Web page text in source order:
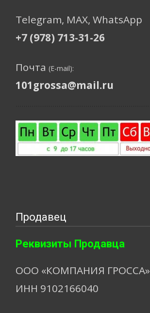
Telegram, МАХ, WhatsApp
+7 (978) 713-31-26
Почта (E-mail):
101grossa@mail.ru
Продавец
Реквизиты Продавца
ООО «КОМПАНИЯ ГРОССА»
ИНН 9102166040